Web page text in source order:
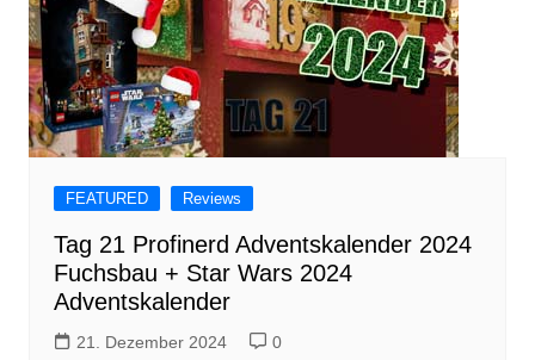
FEATURED Reviews
Tag 21 Profinerd Adventskalender 2024
Fuchsbau + Star Wars 2024
Adventskalender
21. Dezember 2024 0